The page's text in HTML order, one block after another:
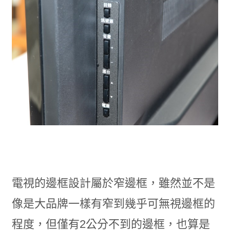
電視的邊框設計屬於窄邊框，雖然並不是
像是大品牌一樣有窄到幾乎可無視邊框的
程度，但僅有2公分不到的邊框，也算是